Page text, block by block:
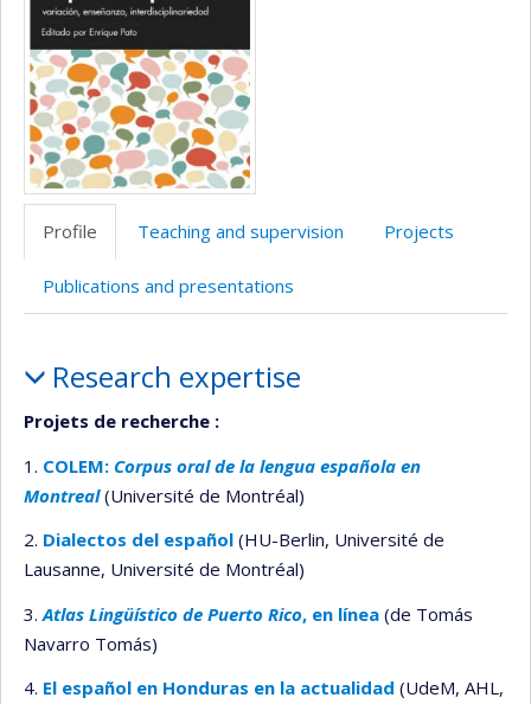
Profile Teaching and supervision Projects
Publications and presentations
Research expertise
Projets de recherche :
1. COLEM: Corpus oral de la lengua española en
Montreal (Université de Montréal)
2. Dialectos del español (HU-Berlin, Université de
Lausanne, Université de Montréal)
3.Atlas Lingüístico de Puerto Rico, en línea (de Tomás
Navarro Tomás)
4. El español en Honduras en la actualidad (UdeM, AHL,